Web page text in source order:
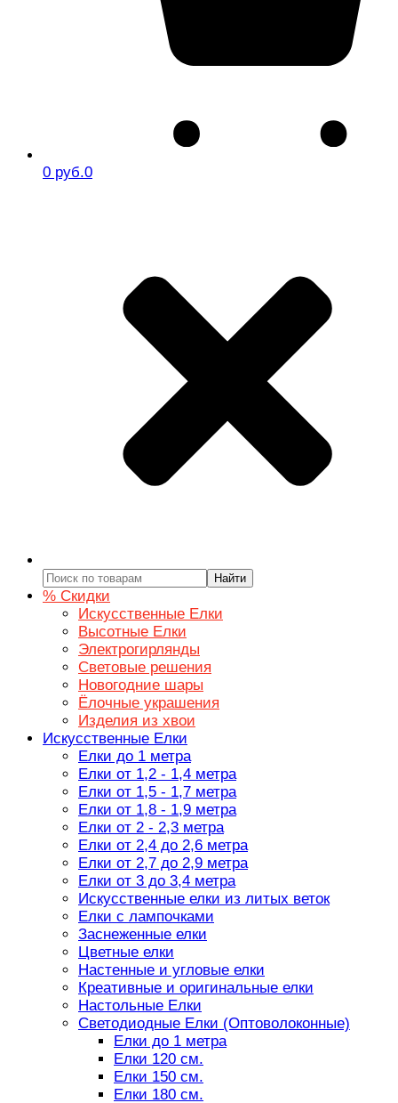
0 руб.0
Найти
% Скидки
Искусственные Елки
Высотные Елки
Электрогирлянды
Световые решения
Новогодние шары
Ёлочные украшения
Изделия из хвои
Искусственные Елки
Елки до 1 метра
Елки от 1,2 - 1,4 метра
Елки от 1,5 - 1,7 метра
Елки от 1,8 - 1,9 метра
Елки от 2 - 2,3 метра
Елки от 2,4 до 2,6 метра
Елки от 2,7 до 2,9 метра
Елки от 3 до 3,4 метра
Искусственные елки из литых веток
Елки с лампочками
Заснеженные елки
Цветные елки
Настенные и угловые елки
Креативные и оригинальные елки
Настольные Елки
Светодиодные Елки (Оптоволоконные)
Елки до 1 метра
Елки 120 см.
Елки 150 см.
Елки 180 см.